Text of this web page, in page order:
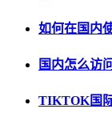
如何在国内
国内怎么访
TIKTOK国